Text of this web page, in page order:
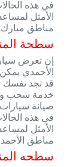
الأمثل
مناطق مبارك
سطحة
إن تعرض
الأحمدي
قد تجد نفسك
خدمة سحب
صيانة سيارات
الأمثل
مناطق
سطحه